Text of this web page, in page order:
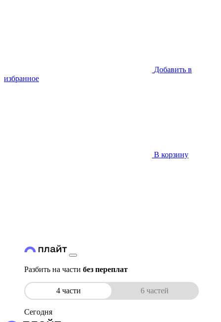
Добавить в
избранное
В корзину
Разбить на части без переплат
4 части 6 частей
Сегодня